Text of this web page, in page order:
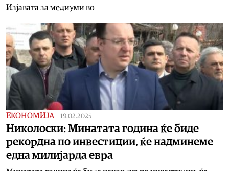
Изјавата за медиуми во
ЕКОНОМИЈА 19.02.2025
Николоски: Минатата година ќе биде
рекордна по инвестиции, ќе надминеме
една милијарда евра